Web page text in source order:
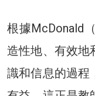
根據McDonald
造性地、有效地
識和信息的過程